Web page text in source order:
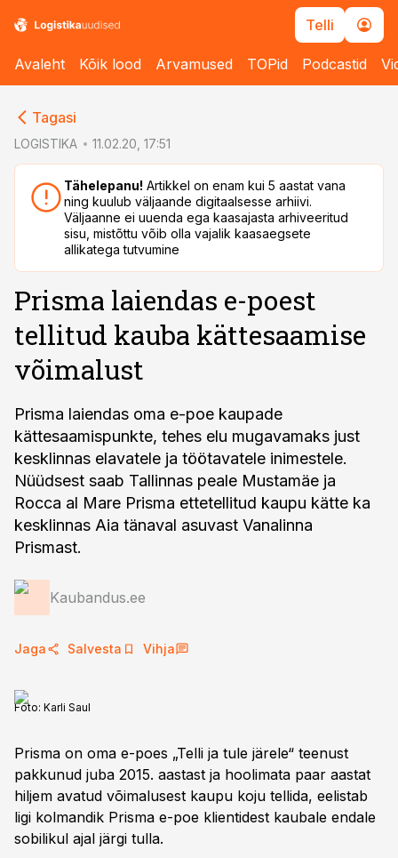
Telli
Avaleht Kõik lood Arvamused TOPid Podcastid
Tagasi
LOGISTIKA 11.02.20, 17:51
Tähelepanu! Artikkel on enam kui 5 aastat vana
ning kuulub väljaande digitaalsesse arhiivi.
Väljaanne ei uuenda ega kaasajasta arhiveeritud
sisu, mistõttu võib olla vajalik kaasaegsete
allikatega tutvumine
Prisma laiendas e-poest
tellitud kauba kättesaamise
võimalust
Prisma laiendas oma e-poe kaupade
kättesaamispunkte, tehes elu mugavamaks just
kesklinnas elavatele ja töötavatele inimestele.
Nüüdsest saab Tallinnas peale Mustamäe ja
Rocca al Mare Prisma ettetellitud kaupu kätte ka
kesklinnas Aia tänaval asuvast Vanalinna
Prismast.
Kaubandus.ee
Jaga Salvesta Vihja
Foto: Karli Saul
Prisma on oma e-poes „Telli ja tule järele“ teenust
pakkunud juba 2015. aastast ja hoolimata paar aastat
hiljem avatud võimalusest kaupu koju tellida, eelistab
ligi kolmandik Prisma e-poe klientidest kaubale endale
sobilikul ajal järgi tulla.